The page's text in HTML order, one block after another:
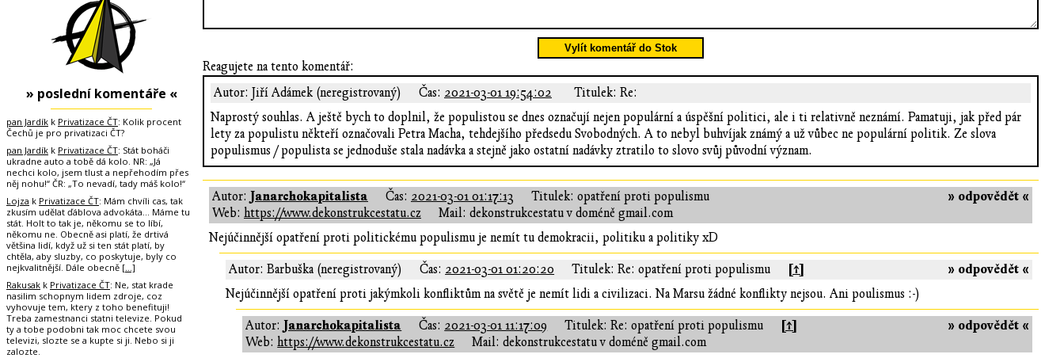
Vylít komentář do Stok
Reagujete na tento komentář:
Autor: Jiří Adámek (neregistrovaný)
Čas: 2021-03-01 19:54:02
Titulek: Re:
Naprostý souhlas. A ještě bych to doplnil, že populistou se dnes označují nejen populární a úspěšní politici, ale i ti relativně neznámí. Pamatuji, jak před pár
lety za populistu někteří označovali Petra Macha, tehdejšího předsedu Svobodných. A to nebyl buhvíjak známý a už vůbec ne populární politik. Ze slova
populismus / populista se jednoduše stala nadávka a stejně jako ostatní nadávky ztratilo to slovo svůj původní význam.
» odpovědět «
Autor: Janarchokapitalista Čas: 2021-03-01 01:17:13
Titulek: opatření proti populismu
Web: https://www.dekonstrukcestatu.cz
Mail: dekonstrukcestatu v doméně gmail.com
Nejúčinnější opatření proti politickému populismu je nemít tu demokracii, politiku a politiky xD
» odpovědět «
Autor: Barbuška (neregistrovaný) Čas: 2021-03-01 01:20:20 Titulek: Re: opatření proti populismu [↑]
Nejúčinnější opatření proti jakýmkoli konfliktům na světě je nemít lidi a civilizaci. Na Marsu žádné konflikty nejsou. Ani poulismus :-)
» odpovědět «
Autor: Janarchokapitalista Čas: 2021-03-01 11:17:09 Titulek: Re: opatření proti populismu [↑]
Web:https://www.dekonstrukcestatu.cz
Mail: dekonstrukcestatu v doméně gmail.com
» poslední komentáře «
pan Jardík k Privatizace ČT: Kolik procent
Čechů je pro privatizaci ČT?
pan Jardík k Privatizace ČT: Stát boháči
ukradne auto a tobě dá kolo. NR: „Já
nechci kolo, jsem tlust a nepřehodím přes
něj nohu!“ ČR: „To nevadí, tady máš kolo!“
Lojza k Privatizace ČT: Mám chvíli cas, tak
zkusím udělat ďáblova advokáta... Máme tu
stát. Holt to tak je, někomu se to líbí,
někomu ne. Obecně asi platí, že drtivá
většina lidí, když už si ten stát platí, by
chtěla, aby sluzby, co poskytuje, byly co
nejkvalitnější. Dále obecně […]
Rakusak k Privatizace ČT: Ne, stat krade
nasilim schopnym lidem zdroje, coz
vyhovuje tem, ktery z toho benefituji!
Treba zamestnanci statni televize. Pokud
ty a tobe podobni tak moc chcete svou
televizi, slozte se a kupte si ji. Nebo si ji
zalozte.